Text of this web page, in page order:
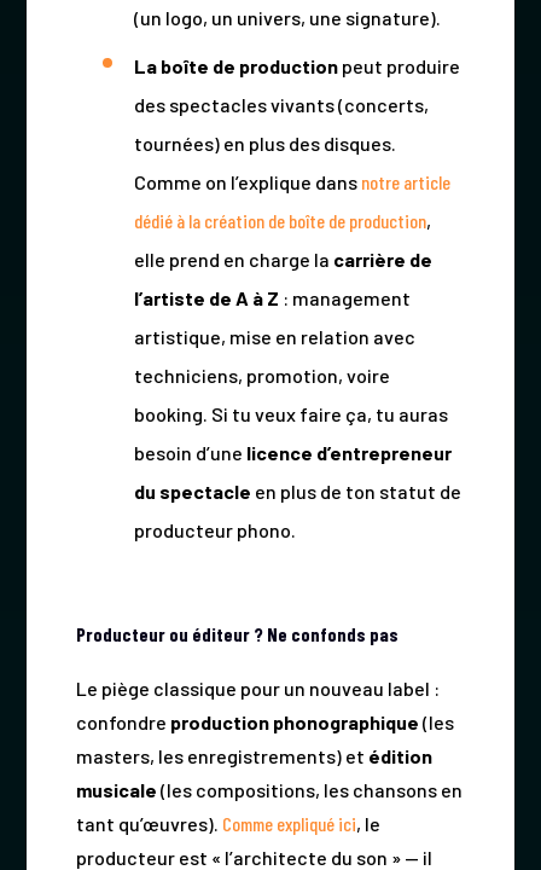
(un logo, un univers, une signature).
La boîte de production peut produire
des spectacles vivants (concerts,
tournées) en plus des disques.
Comme on l’explique dans notre article
dédié à la création de boîte de production,
elle prend en charge la carrière de
l’artiste de A à Z : management
artistique, mise en relation avec
techniciens, promotion, voire
booking. Si tu veux faire ça, tu auras
besoin d’une licence d’entrepreneur
du spectacle en plus de ton statut de
producteur phono.
Producteur ou éditeur ? Ne confonds pas
Le piège classique pour un nouveau label :
confondre production phonographique (les
masters, les enregistrements) et édition
musicale (les compositions, les chansons en
tant qu’œuvres). Comme expliqué ici, le
producteur est « l’architecte du son » — il